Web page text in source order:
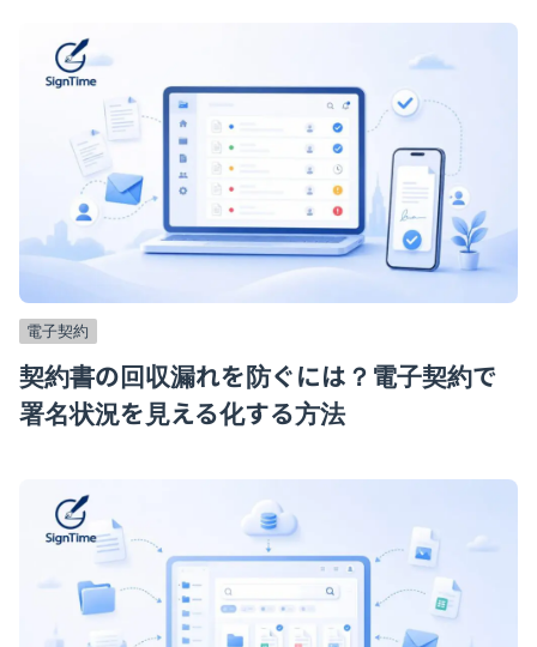
電子契約
契約書の回収漏れを防ぐには？電子契約で
署名状況を見える化する方法